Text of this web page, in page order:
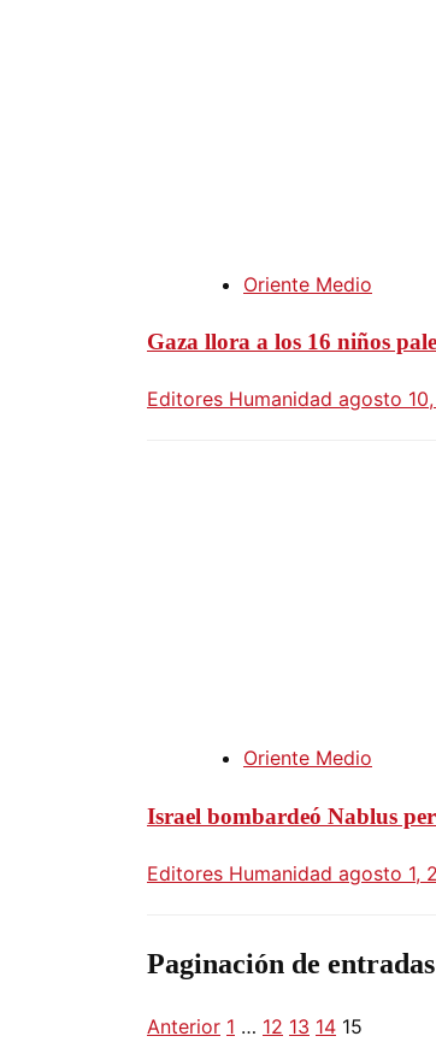
Oriente Medio
Gaza llora a los 16 niños
Editores Humanidad agosto
Oriente Medio
Israel bombardeó Nablus
Editores Humanidad agosto 1,
Paginación de entradas
Anterior 1 … 12 13 14 15